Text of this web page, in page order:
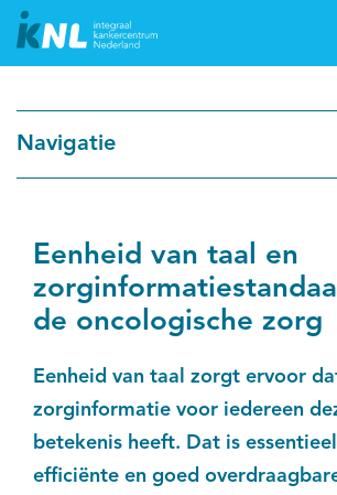
Cijfers over kanker
Thema's
Over IKNL
Palliatieve zorg
Navigatie
Eenheid van taal en
de oncologische zorg
Eenheid van taal zorgt ervoor
zorginformatie voor iedereen
betekenis heeft. Dat is
efficiënte en goed